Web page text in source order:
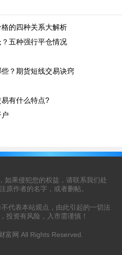
的四种关系大解析
五种强行平仓情况
？期货短线交易诀窍
有什么特点?
如果侵犯您的权益，请联系我们处
原作者的名字，或者删帖。
代表本站观点，由此引起的一切法
投资有风险，入市需谨慎！
富网 All Rights Reserved.